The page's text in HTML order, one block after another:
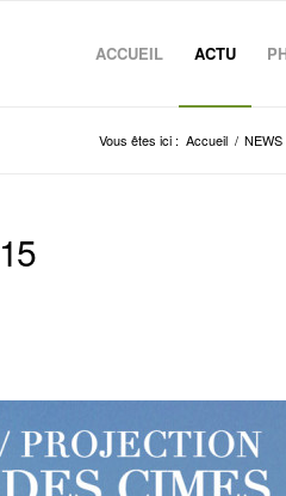
ACCUEIL ACTU
Vous êtes ici : Accueil / NEWS
15